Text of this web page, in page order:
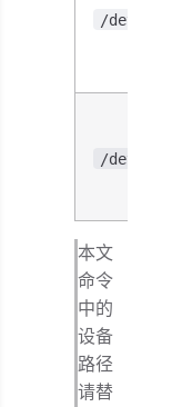
/dev/
/dev/
本文
命令
中的
设备
路径
请替